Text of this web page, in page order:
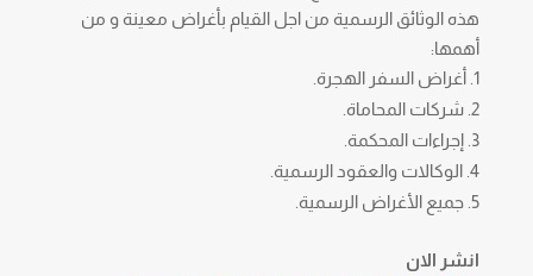
هذه الوثائق الرسمية من اجل القيام بأغراض معينة و من
أهمها:
أغراض السفر الهجرة.
شركات المحاماة.
إجراءات المحكمة.
الوكالات والعقود الرسمية.
جميع الأغراض الرسمية.
انشر الان